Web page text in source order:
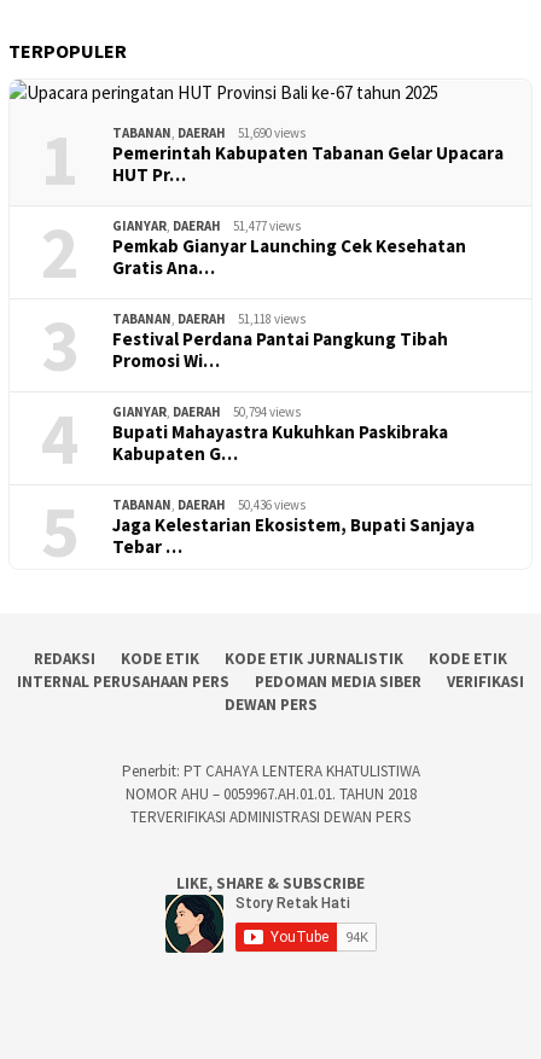
TERPOPULER
1 TABANAN DAERAH 51,690 views
Pemerintah Kabupaten Tabanan Gelar Upacara
HUT Pr…
2 GIANYAR DAERAH 51,477 views
Pemkab Gianyar Launching Cek Kesehatan
Gratis Ana…
3 TABANAN DAERAH 51,118 views
Festival Perdana Pantai Pangkung Tibah
Promosi Wi…
4 GIANYAR DAERAH 50,794 views
Bupati Mahayastra Kukuhkan Paskibraka
Kabupaten G…
5 TABANAN DAERAH 50,436 views
Jaga Kelestarian Ekosistem, Bupati Sanjaya
Tebar …
REDAKSI KODE ETIK KODE ETIK JURNALISTIK
KODE ETIK
INTERNAL PERUSAHAAN PERS
PEDOMAN MEDIA SIBER
VERIFIKASI
DEWAN PERS
Penerbit: PT CAHAYA LENTERA KHATULISTIWA
NOMOR AHU – 0059967.AH.01.01. TAHUN 2018
TERVERIFIKASI ADMINISTRASI DEWAN PERS
LIKE, SHARE & SUBSCRIBE